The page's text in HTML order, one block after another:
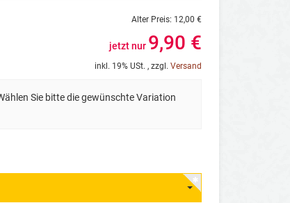
Alter Preis: 12,00 €
jetzt nur 9,90 €
inkl. 19% USt. , zzgl. Versand
Sie bitte die gewünschte Variation